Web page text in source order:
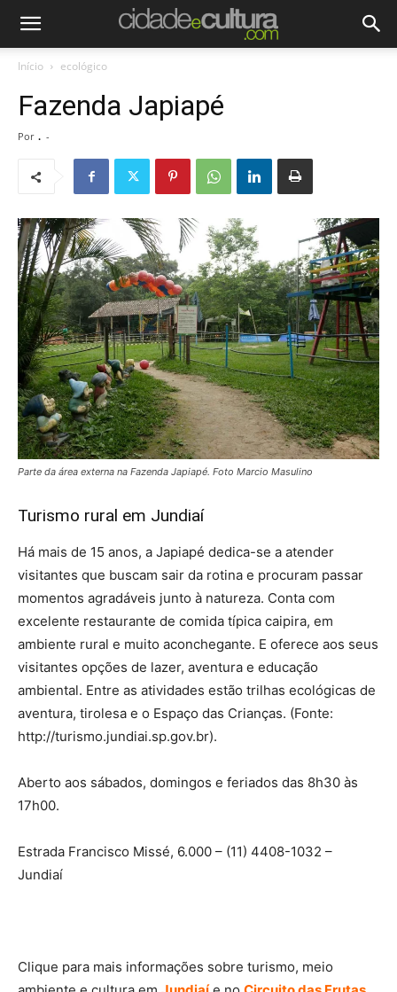
Início ecológico
Fazenda Japiapé
Por . -
Parte da área externa na Fazenda Japiapé. Foto Marcio Masulino
Turismo rural em Jundiaí
Há mais de 15 anos, a Japiapé dedica-se a atender
visitantes que buscam sair da rotina e procuram passar
momentos agradáveis junto à natureza. Conta com
excelente restaurante de comida típica caipira, em
ambiente rural e muito aconchegante. E oferece aos seus
visitantes opções de lazer, aventura e educação
ambiental. Entre as atividades estão trilhas ecológicas de
aventura, tirolesa e o Espaço das Crianças. (Fonte:
http://turismo.jundiai.sp.gov.br).
Aberto aos sábados, domingos e feriados das 8h30 às
17h00.
Estrada Francisco Missé, 6.000 – (11) 4408-1032 –
Jundiaí
Clique para mais informações sobre turismo, meio